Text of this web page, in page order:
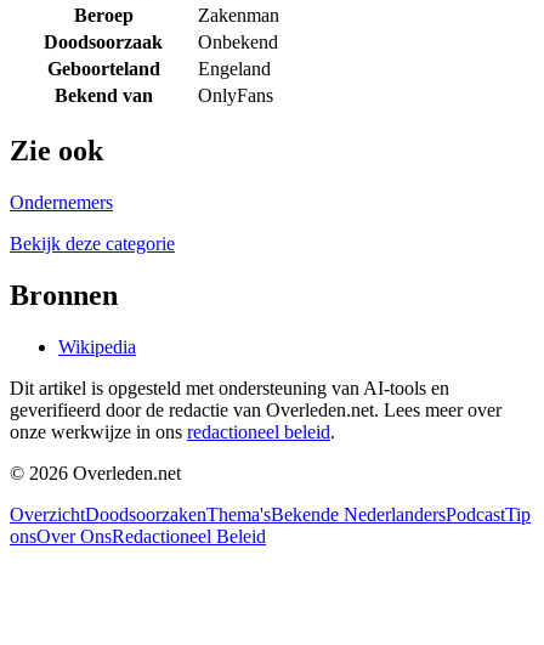
Beroep
Zakenman
Doodsoorzaak
Onbekend
Geboorteland
Engeland
Bekend van
OnlyFans
Zie ook
Ondernemers
Bekijk deze categorie
Bronnen
Wikipedia
Dit artikel is opgesteld met ondersteuning van AI-tools en
geverifieerd door de redactie van Overleden.net. Lees meer over
onze werkwijze in ons redactioneel beleid.
© 2026 Overleden.net
OverzichtDoodsoorzakenThema'sBekende NederlandersPodcastTip
onsOver OnsRedactioneel Beleid